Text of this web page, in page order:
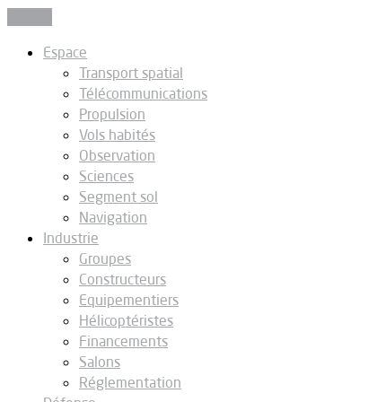
Espace
Transport spatial
Télécommunications
Propulsion
Vols habités
Observation
Sciences
Segment sol
Navigation
Industrie
Groupes
Constructeurs
Equipementiers
Hélicoptéristes
Financements
Salons
Réglementation